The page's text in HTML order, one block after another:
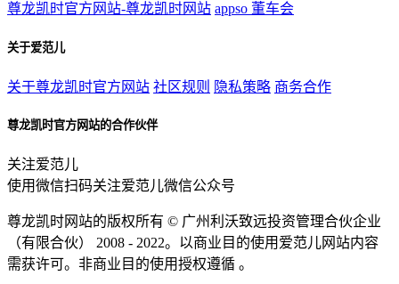
尊龙凯时官方网站-尊龙凯时网站 appso 董车会
关于爱范儿
关于尊龙凯时官方网站 社区规则 隐私策略 商务合作
尊龙凯时官方网站的合作伙伴
关注爱范儿
使用微信扫码关注爱范儿微信公众号
尊龙凯时网站的版权所有 © 广州利沃致远投资管理合伙企业
（有限合伙）
2008 - 2022。以商业目的使用爱范儿网站内容
需获许可。非商业目的使用授权遵循 。